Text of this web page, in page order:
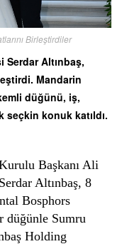
Birleştirdiler
Serdar Altınbaş,
Mandarin
düğünü, iş,
konuk katıldı.
Başkanı Ali
Altınbaş, 8
Bosphors
düğünle Sumru
Holding